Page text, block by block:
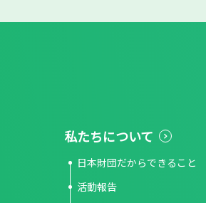
私たちについて
日本財団だからできること
活動報告